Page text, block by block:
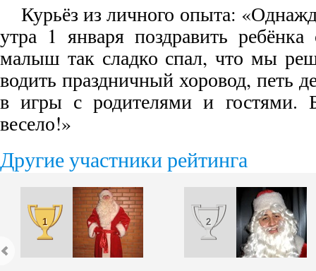
Курьёз из личного опыта:
утра 1 января поздравить
малыш так сладко спал, что мы
водить праздничный хоровод, петь
в игры с родителями и гостями.
весело!»
Другие участники рейтинга
1 2